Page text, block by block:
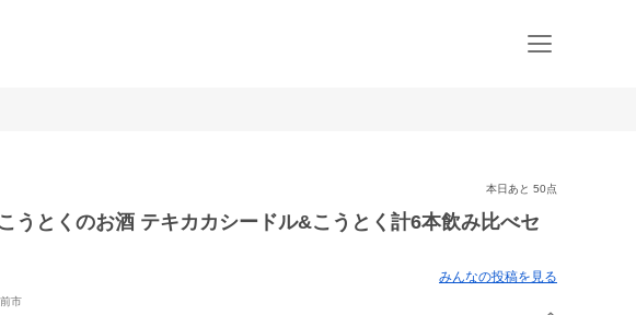
本日あと 50点
うとくのお酒 テキカカシードル&こうとく計6本飲み比べセ
みんなの投稿を見る
市